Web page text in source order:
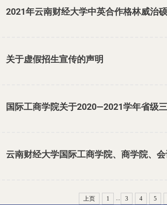
2021年云南财经大学中英合作格林威治
关于虚假招生宣传的声明
上页 1 3 4 5